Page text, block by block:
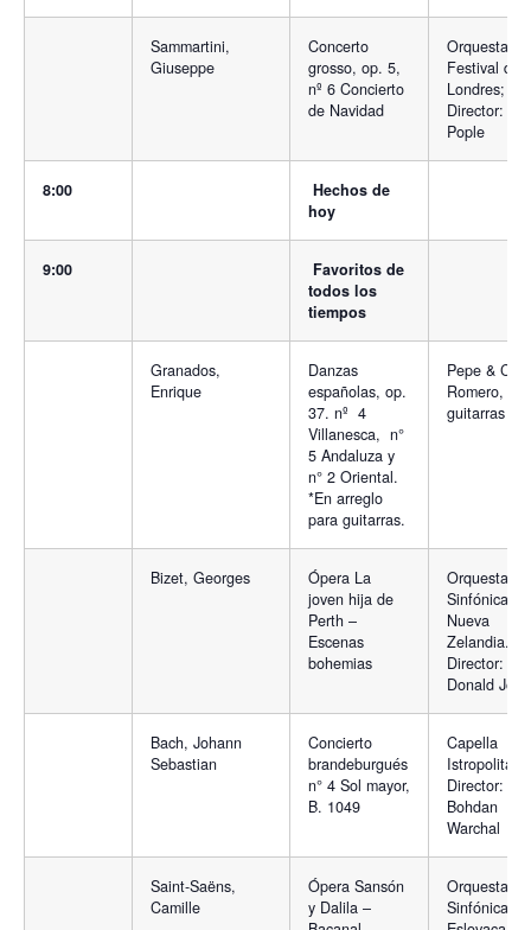
Sammartini,
Giuseppe
Concerto
grosso, op. 5,
nº 6 Concierto
de Navidad
Orquesta
Festival de
Londres;
Director:
Pople
8:00
Hechos de
hoy
9:00
Favoritos de
todos los
tiempos
Granados,
Enrique
Danzas
españolas, op.
37. nº 4
Villanesca, n°
5 Andaluza y
n° 2 Oriental.
*En arreglo
para guitarras.
Pepe &
Romero,
guitarras
Bizet, Georges
Ópera La
joven hija de
Perth –
Escenas
bohemias
Orquesta
Sinfónica de
Nueva
Zelandia.
Director:
Donald
Bach, Johann
Sebastian
Concierto
brandeburgués
n° 4 Sol mayor,
B. 1049
Capella
Director:
Bohdan
Warchal
Saint-Saëns,
Camille
Ópera Sansón
y Dalila –
Orquesta
Sinfónica